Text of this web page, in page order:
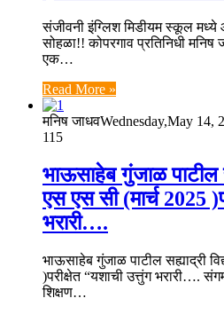
संजीवनी इंग्लिश मिडीयम स्कूल मध्ये
सोहळा!! कोपरगाव प्रतिनिधी
एक…
Read More »
मनिष जाधवWednesday,May 14,
115
भाऊसाहेब गुंजाळ पाटील
एस एस सी (मार्च 2025
भरारी….
भाऊसाहेब गुंजाळ पाटील सह्याद्री
)परीक्षेत “यशाची उत्तुंग भरारी….
शिक्षण…